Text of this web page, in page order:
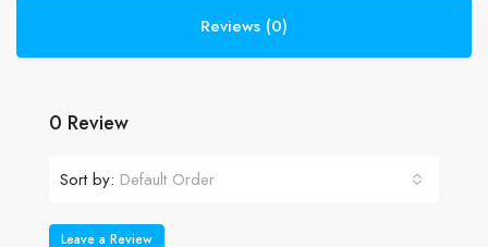
Reviews (0)
0 Review
Sort by: Default Order
Leave a Review